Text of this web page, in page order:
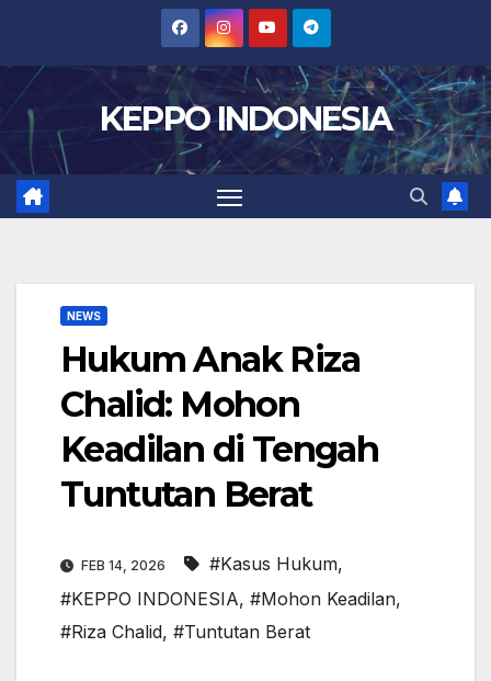
content
KEPPO INDONESIA
NEWS
Hukum Anak Riza
Chalid: Mohon
Keadilan di Tengah
Tuntutan Berat
FEB 14, 2026 #Kasus Hukum,
#KEPPO INDONESIA, #Mohon Keadilan,
#Riza Chalid, #Tuntutan Berat